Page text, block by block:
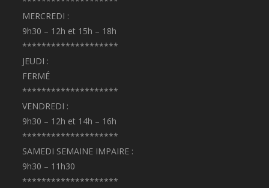
MERCREDI :
9h30 – 12h et 15h – 18h
********************
JEUDI :
FERMÉ
********************
VENDREDI :
9h30 – 12h et 14h – 16h
********************
SAMEDI SEMAINE IMPAIRE :
9h30 – 11h30
********************